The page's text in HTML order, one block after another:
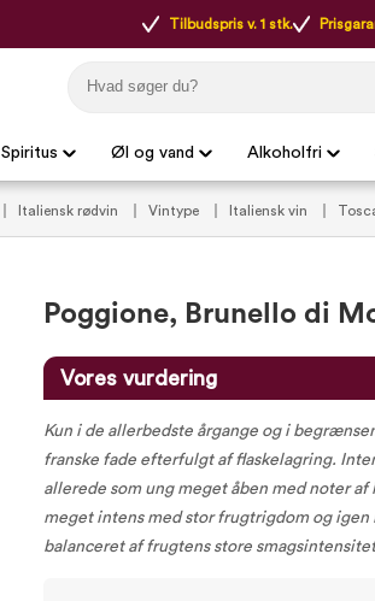
Tilbudspris v. 1 stk.
Spiritus Øl og vand Alkoholfri
Italiensk rødvin Vintype Italiensk vin
Poggione, Brunello di
Vores vurdering
Kun i de allerbedste årgange og i
franske fade efterfulgt af flaskelagring.
allerede som ung meget åben med noter
meget intens med stor frugtrigdom og
balanceret af frugtens store